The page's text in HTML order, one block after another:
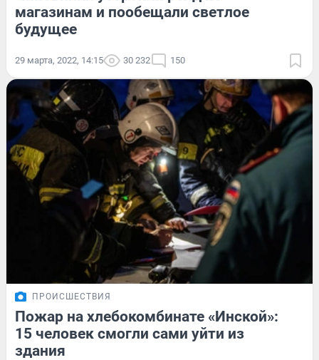
магазинам и пообещали светлое
будущее
29 марта, 2022, 14:15 30 232 150
ПРОИСШЕСТВИЯ
Пожар на хлебокомбинате «Инской»:
15 человек смогли сами уйти из
здания